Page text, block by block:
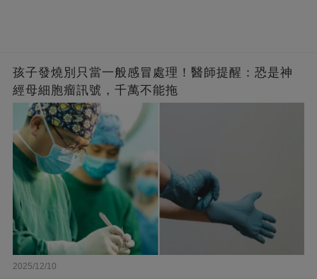
孩子發燒別只當一般感冒處理！醫師提醒：恐是神
經母細胞瘤訊號，千萬不能拖
2025/12/10